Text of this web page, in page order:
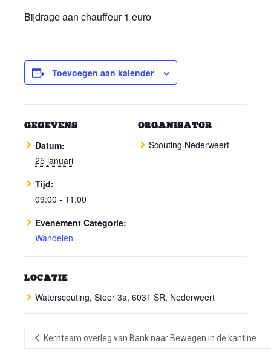
Bijdrage aan chauffeur 1 euro
Toevoegen aan kalender
GEGEVENS
Datum:
25 januari
Tijd:
09:00 - 11:00
Evenement Categorie:
Wandelen
ORGANISATOR
Scouting Nederweert
LOCATIE
Waterscouting, Steer 3a, 6031 SR, Nederweert
Kernteam overleg van Bank naar Bewegen in de kantine